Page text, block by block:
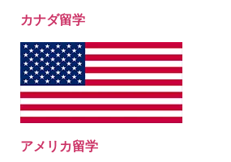
カナダ留学
アメリカ留学